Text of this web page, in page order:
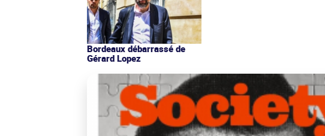
Bordeaux débarrassé de
Gérard Lopez